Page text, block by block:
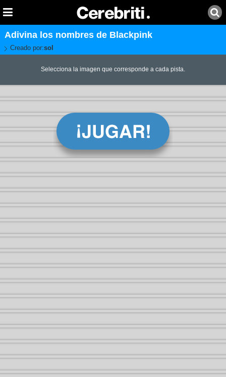
Adivina los nombres de Blackpink
Creado por:sol
Selecciona la imagen que corresponde a cada pista.